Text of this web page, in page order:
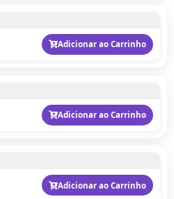
Adicionar ao Carrinho
Adicionar ao Carrinho
Adicionar ao Carrinho